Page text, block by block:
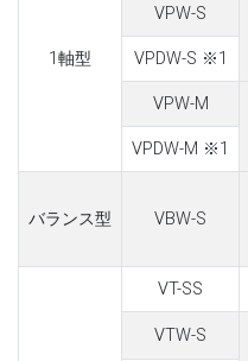
1軸型
VPW-S
VPDW-S ※1
VPW-M
VPDW-M ※1
バランス型 VBW-S
VT-SS
VTW-S